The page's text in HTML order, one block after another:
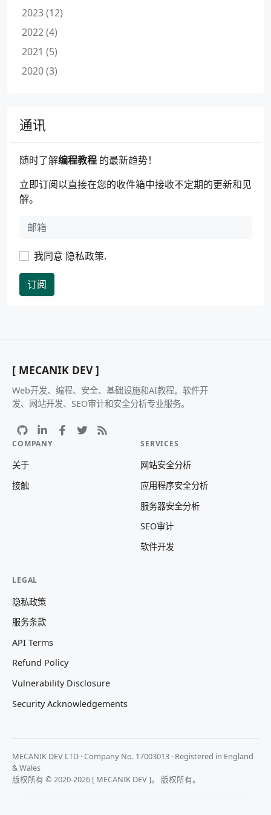
2023 (12)
2022 (4)
2021 (5)
2020 (3)
通讯
随时了解编程教程 的最新趋势！
立即订阅以直接在您的收件箱中接收不定期的更新和见
解。
我同意 隐私政策.
订阅
[ MECANIK DEV ]
Web开发、编程、安全、基础设施和AI教程。软件开
发、网站开发、SEO审计和安全分析专业服务。
COMPANY
关于
接触
SERVICES
网站安全分析
应用程序安全分析
服务器安全分析
SEO审计
软件开发
LEGAL
隐私政策
服务条款
API Terms
Refund Policy
Vulnerability Disclosure
Security Acknowledgements
MECANIK DEV LTD · Company No. 17003013 · Registered in England
& Wales
版权所有 © 2020-2026 [ MECANIK DEV ]。 版权所有。